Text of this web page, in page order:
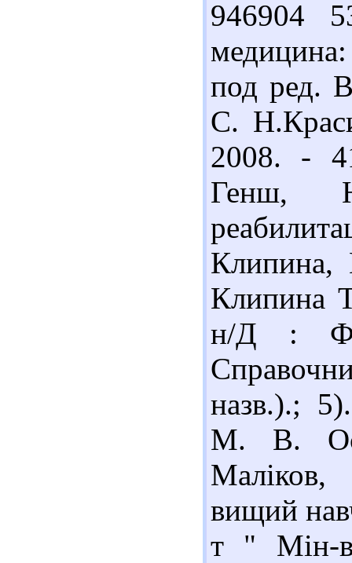
946904
под ред.
С.
2008. -
Генш,
Клипина
н/Д :
назв.).;
М. В.
вищий
т " Мін-